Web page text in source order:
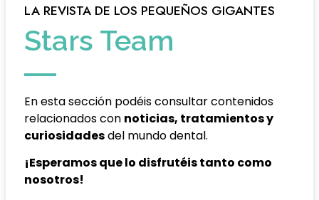
LA REVISTA DE LOS PEQUEÑOS GIGANTES
Stars Team
En esta sección podéis consultar contenidos
relacionados con noticias, tratamientos y
curiosidadesdel mundo dental.
¡Esperamos que lo disfrutéis tanto como
nosotros!